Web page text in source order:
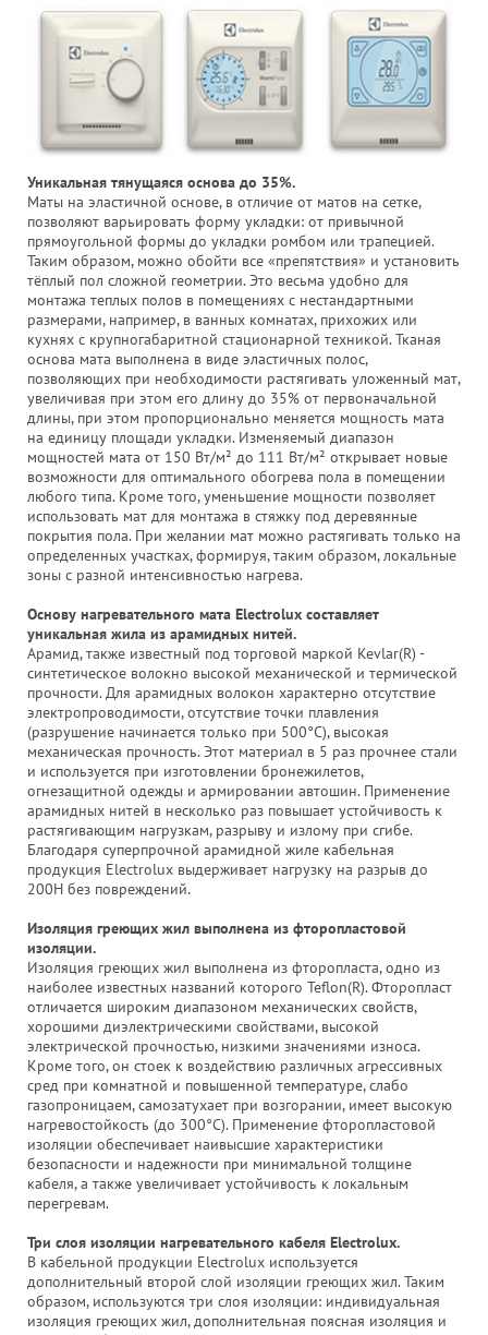
Уникальная тянущаяся основа до 35%.
Маты на эластичной основе, в отличие от матов на сетке,
позволяют варьировать форму укладки: от привычной
прямоугольной формы до укладки ромбом или трапецией.
Таким образом, можно обойти все «препятствия» и установить
тёплый пол сложной геометрии. Это весьма удобно для
монтажа теплых полов в помещениях с нестандартными
размерами, например, в ванных комнатах, прихожих или
кухнях с крупногабаритной стационарной техникой. Тканая
основа мата выполнена в виде эластичных полос,
позволяющих при необходимости растягивать уложенный мат,
увеличивая при этом его длину до 35% от первоначальной
длины, при этом пропорционально меняется мощность мата
на единицу площади укладки. Изменяемый диапазон
мощностей мата от 150 Вт/м² до 111 Вт/м² открывает новые
возможности для оптимального обогрева пола в помещении
любого типа. Кроме того, уменьшение мощности позволяет
использовать мат для монтажа в стяжку под деревянные
покрытия пола. При желании мат можно растягивать только на
определенных участках, формируя, таким образом, локальные
зоны с разной интенсивностью нагрева.
Основу нагревательного мата Electrolux составляет
уникальная жила из арамидных нитей.
Арамид, также известный под торговой маркой Kevlar(R) -
синтетическое волокно высокой механической и термической
прочности. Для арамидных волокон характерно отсутствие
электропроводимости, отсутствие точки плавления
(разрушение начинается только при 500°С), высокая
механическая прочность. Этот материал в 5 раз прочнее стали
и используется при изготовлении бронежилетов,
огнезащитной одежды и армировании автошин. Применение
арамидных нитей в несколько раз повышает устойчивость к
растягивающим нагрузкам, разрыву и излому при сгибе.
Благодаря суперпрочной арамидной жиле кабельная
продукция Electrolux выдерживает нагрузку на разрыв до
200Н без повреждений.
Изоляция греющих жил выполнена из фторопластовой
изоляции.
Изоляция греющих жил выполнена из фторопласта, одно из
наиболее известных названий которого Teflon(R). Фторопласт
отличается широким диапазоном механических свойств,
хорошими диэлектрическими свойствами, высокой
электрической прочностью, низкими значениями износа.
Кроме того, он стоек к воздействию различных агрессивных
сред при комнатной и повышенной температуре, слабо
газопроницаем, самозатухает при возгорании, имеет высокую
нагревостойкость (до 300°С). Применение фторопластовой
изоляции обеспечивает наивысшие характеристики
безопасности и надежности при минимальной толщине
кабеля, а также увеличивает устойчивость к локальным
перегревам.
Три слоя изоляции нагревательного кабеля Electrolux.
В кабельной продукции Electrolux используется
дополнительный второй слой изоляции греющих жил. Таким
образом, используются три слоя изоляции: индивидуальная
изоляция греющих жил, дополнительная поясная изоляция и